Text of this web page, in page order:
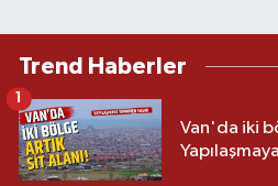
Trend Haberler
Van'da iki